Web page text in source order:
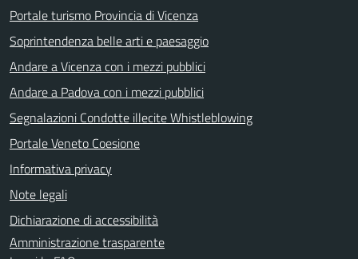
Portale turismo Provincia di Vicenza
Soprintendenza belle arti e paesaggio
Andare a Vicenza con i mezzi pubblici
Andare a Padova con i mezzi pubblici
Segnalazioni Condotte illecite Whistleblowing
Portale Veneto Coesione
Informativa privacy
Note legali
Dichiarazione di accessibilità
Amministrazione trasparente